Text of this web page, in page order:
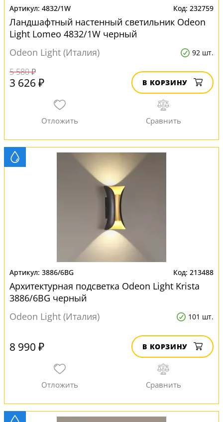
4832/1W 232759
Ландшафтный настенный светильник Odeon
Light Lomeo 4832/1W черный
Odeon Light (Италия)
92 шт.
5 580 ₽
3 626 ₽ В КОРЗИНУ
3886/6BG 213488
Архитектурная подсветка Odeon Light Krista
3886/6BG черный
Odeon Light (Италия)
101 шт.
8 990 ₽ В КОРЗИНУ